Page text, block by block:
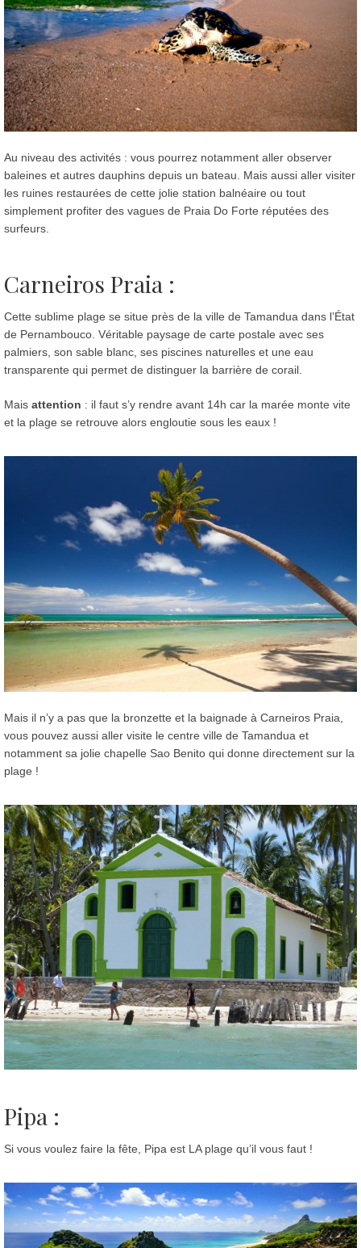
Au niveau des activités : vous pourrez notamment aller observer
baleines et autres dauphins depuis un bateau. Mais aussi aller visiter
les ruines restaurées de cette jolie station balnéaire ou tout
simplement profiter des vagues de Praia Do Forte réputées des
surfeurs.
Carneiros Praia :
Cette sublime plage se situe près de la ville de Tamandua dans l’État
de Pernambouco. Véritable paysage de carte postale avec ses
palmiers, son sable blanc, ses piscines naturelles et une eau
transparente qui permet de distinguer la barrière de corail.
Mais attention : il faut s’y rendre avant 14h car la marée monte vite
et la plage se retrouve alors engloutie sous les eaux !
Mais il n’y a pas que la bronzette et la baignade à Carneiros Praia,
vous pouvez aussi aller visite le centre ville de Tamandua et
notamment sa jolie chapelle Sao Benito qui donne directement sur la
plage !
Pipa :
Si vous voulez faire la fête, Pipa est LA plage qu’il vous faut !